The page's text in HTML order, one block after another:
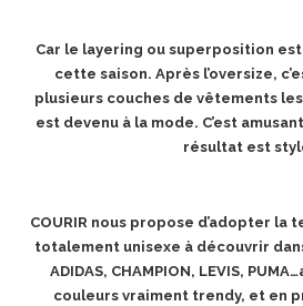
Car le layering ou superposition
cette saison. Après l’oversize,
plusieurs couches de vêtements
est devenu à la mode. C’est
résultat est
COURIR nous propose d’adopter la
totalement unisexe à découvrir
ADIDAS, CHAMPION, LEVIS,
couleurs vraiment trendy, et en